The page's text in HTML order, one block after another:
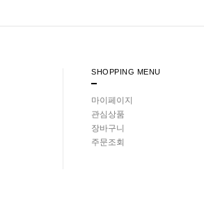
SHOPPING MENU
마이페이지
관심상품
장바구니
주문조회